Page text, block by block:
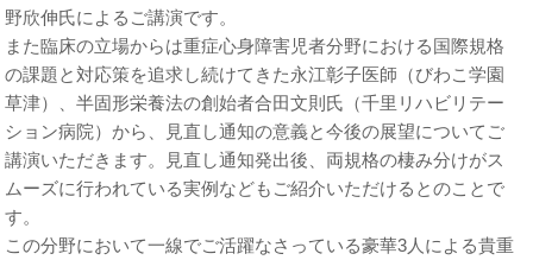
野欣伸氏によるご講演です。
また臨床の立場からは重症心身障害児者分野における国際規格
の課題と対応策を追求し続けてきた永江彰子医師（びわこ学園
草津）、半固形栄養法の創始者合田文則氏（千里リハビリテー
ション病院）から、見直し通知の意義と今後の展望についてご
講演いただきます。見直し通知発出後、両規格の棲み分けがス
ムーズに行われている実例などもご紹介いただけるとのことで
す。
この分野において一線でご活躍なさっている豪華3人による貴重